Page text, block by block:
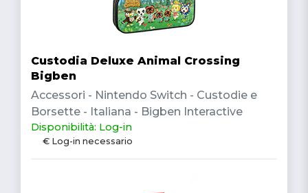
Custodia Deluxe Animal Crossing
Bigben
Accessori - Nintendo Switch - Custodie e
Borsette - Italiana - Bigben Interactive
Disponibilità: Log-in
€ Log-in necessario